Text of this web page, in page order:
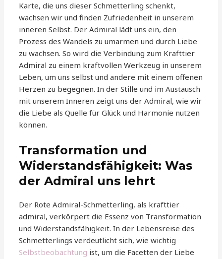
Karte, die uns dieser Schmetterling schenkt,
wachsen wir und finden Zufriedenheit in unserem
inneren Selbst. Der Admiral lädt uns ein, den
Prozess des Wandels zu umarmen und durch Liebe
zu wachsen. So wird die Verbindung zum Krafttier
Admiral zu einem kraftvollen Werkzeug in unserem
Leben, um uns selbst und andere mit einem offenen
Herzen zu begegnen. In der Stille und im Austausch
mit unserem Inneren zeigt uns der Admiral, wie wir
die Liebe als Quelle für Glück und Harmonie nutzen
können.
Transformation und
Widerstandsfähigkeit: Was
der Admiral uns lehrt
Der Rote Admiral-Schmetterling, als krafttier
admiral, verkörpert die Essenz von Transformation
und Widerstandsfähigkeit. In der Lebensreise des
Schmetterlings verdeutlicht sich, wie wichtig
Selbstbeobachtung ist, um die Facetten der Liebe